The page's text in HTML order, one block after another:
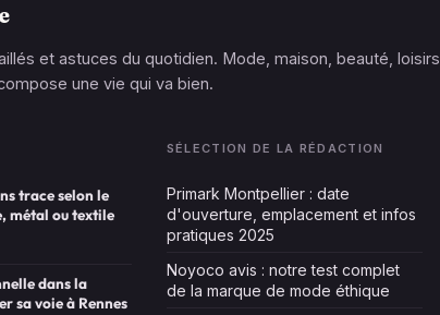
et astuces du quotidien. Mode, maison, beauté, loisirs,
une vie qui va bien.
trace selon le
métal ou textile
dans la
sa voie à Rennes
SÉLECTION DE LA RÉDACTION
Primark Montpellier : date
d'ouverture, emplacement et infos
pratiques 2025
Noyoco avis : notre test complet
de la marque de mode éthique